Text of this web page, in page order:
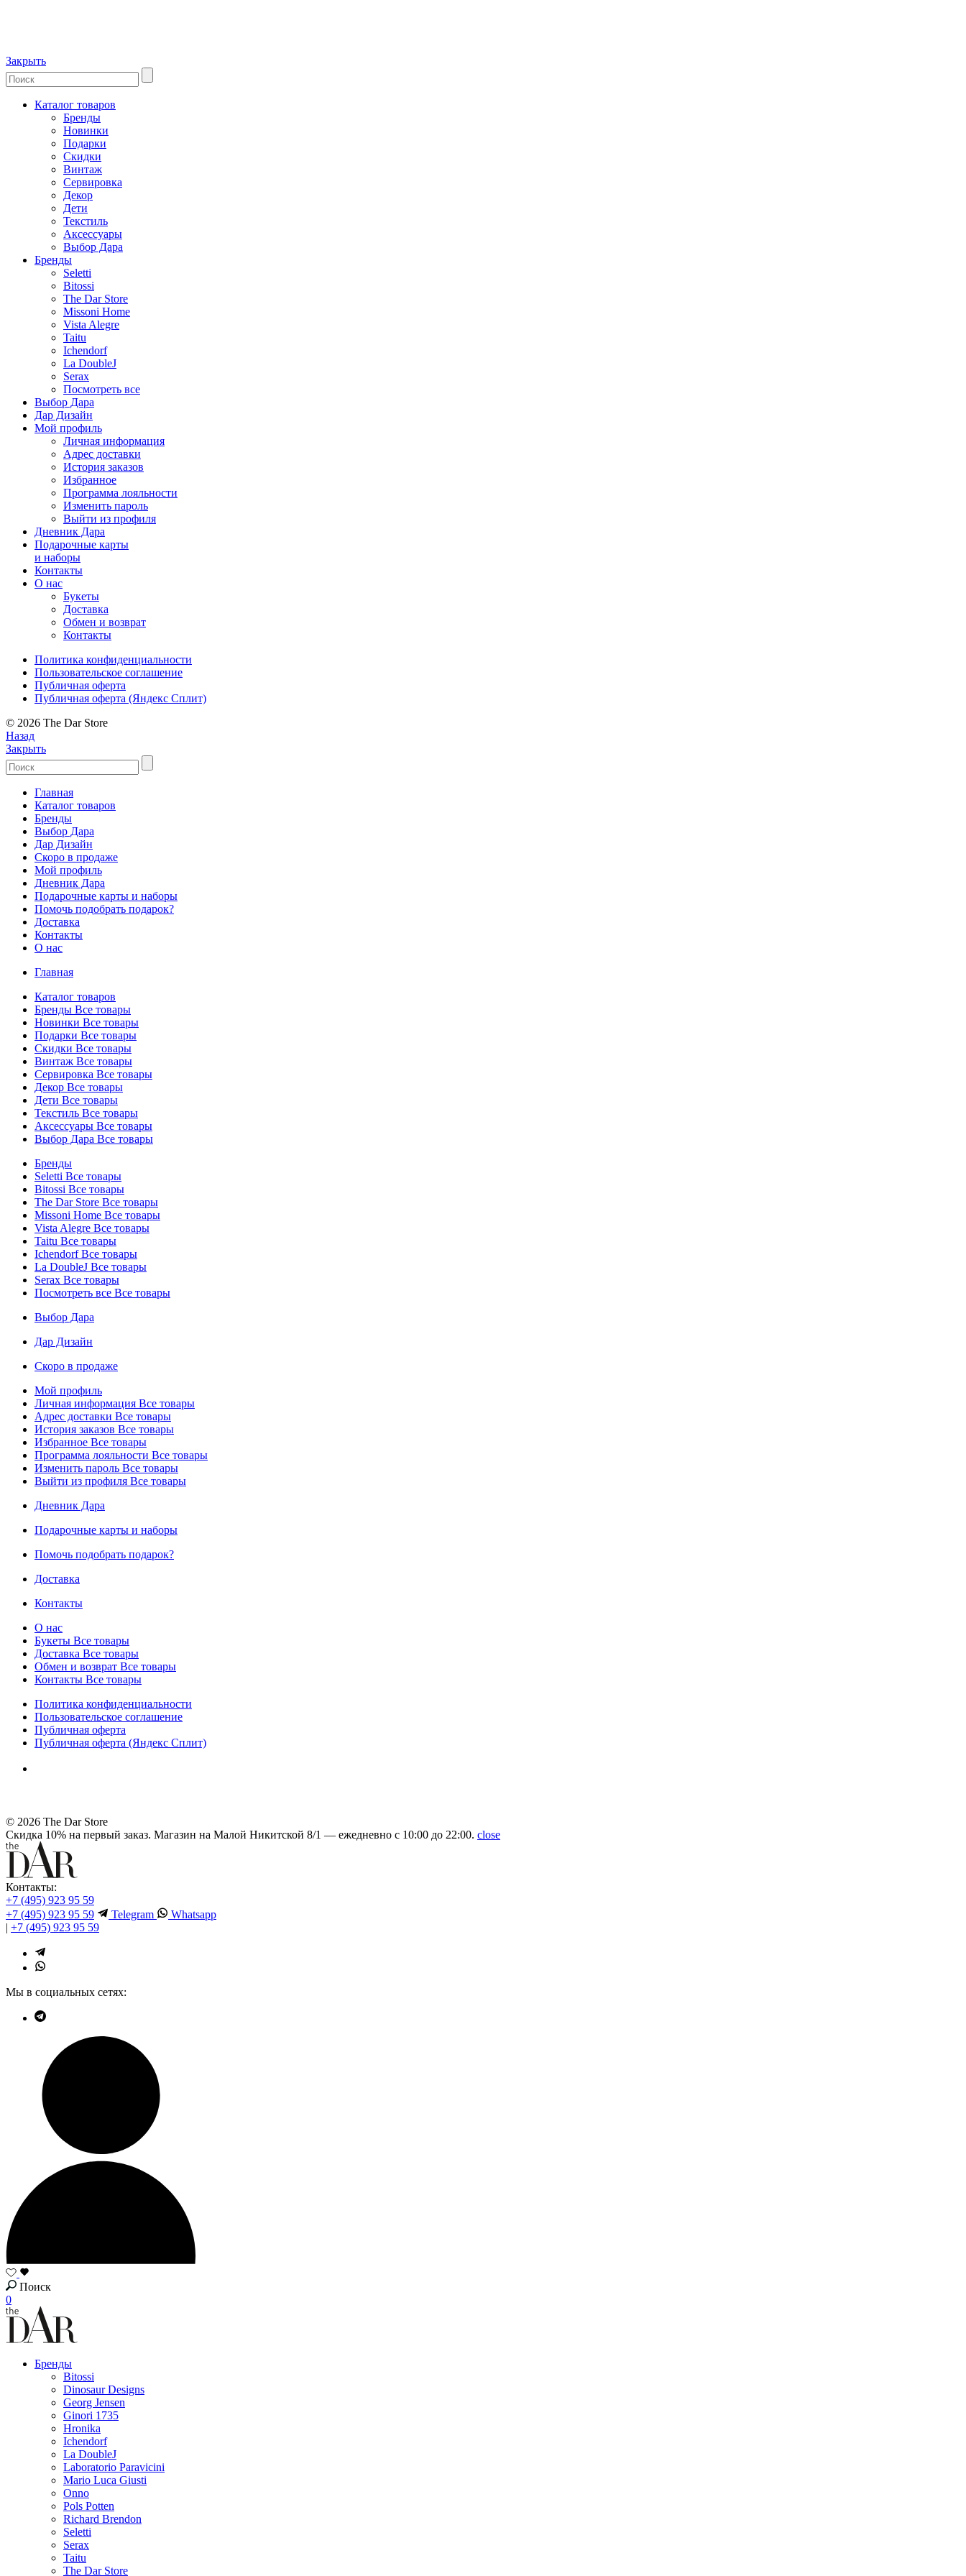
Закрыть
Каталог товаров
Бренды
Новинки
Подарки
Скидки
Винтаж
Сервировка
Декор
Дети
Текстиль
Аксессуары
Выбор Дара
Бренды
Seletti
Bitossi
The Dar Store
Missoni Home
Vista Alegre
Taitu
Ichendorf
La DoubleJ
Serax
Посмотреть все
Выбор Дара
Дар Дизайн
Мой профиль
Личная информация
Адрес доставки
История заказов
Избранное
Программа лояльности
Изменить пароль
Выйти из профиля
Дневник Дара
Подарочные карты
и наборы
Контакты
О нас
Букеты
Доставка
Обмен и возврат
Контакты
Политика конфиденциальности
Пользовательское соглашение
Публичная оферта
Публичная оферта (Яндекс Сплит)
© 2026 The Dar Store
Назад
Закрыть
Главная
Каталог товаров
Бренды
Выбор Дара
Дар Дизайн
Скоро в продаже
Мой профиль
Дневник Дара
Подарочные карты и наборы
Помочь подобрать подарок?
Доставка
Контакты
О нас
Главная
Каталог товаров
Бренды Все товары
Новинки Все товары
Подарки Все товары
Скидки Все товары
Винтаж Все товары
Сервировка Все товары
Декор Все товары
Дети Все товары
Текстиль Все товары
Аксессуары Все товары
Выбор Дара Все товары
Бренды
Seletti Все товары
Bitossi Все товары
The Dar Store Все товары
Missoni Home Все товары
Vista Alegre Все товары
Taitu Все товары
IchendorfВсе товары
La DoubleJ Все товары
Serax Все товары
Посмотреть все Все товары
Выбор Дара
Дар Дизайн
Скоро в продаже
Мой профиль
Личная информация Все товары
Адрес доставки Все товары
История заказов Все товары
Избранное Все товары
Программа лояльности Все товары
Изменить пароль Все товары
Выйти из профиля Все товары
Дневник Дара
Подарочные карты и наборы
Помочь подобрать подарок?
Доставка
Контакты
О нас
Букеты Все товары
Доставка Все товары
Обмен и возврат Все товары
Контакты Все товары
Политика конфиденциальности
Пользовательское соглашение
Публичная оферта
Публичная оферта (Яндекс Сплит)
© 2026 The Dar Store
Скидка 10% на первый заказ. Магазин на Малой Никитской 8/1 — ежедневно с 10:00 до 22:00. close
Контакты:
+7 (495) 923 95 59
+7 (495) 923 95 59
Telegram
Whatsapp
| +7 (495) 923 95 59
Мы в социальных сетях:
Поиск
0
Бренды
Bitossi
Dinosaur Designs
Georg Jensen
Ginori 1735
Hronika
Ichendorf
La DoubleJ
Laboratorio Paravicini
Mario Luca Giusti
Onno
Pols Potten
Richard Brendon
Seletti
Serax
Taitu
The Dar Store